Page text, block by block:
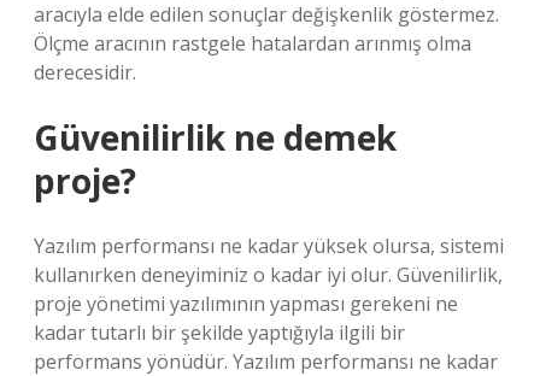
aracıyla elde edilen sonuçlar değişkenlik göstermez.
Ölçme aracının rastgele hatalardan arınmış olma
derecesidir.
Güvenilirlik ne demek
proje?
Yazılım performansı ne kadar yüksek olursa, sistemi
kullanırken deneyiminiz o kadar iyi olur. Güvenilirlik,
proje yönetimi yazılımının yapması gerekeni ne
kadar tutarlı bir şekilde yaptığıyla ilgili bir
performans yönüdür. Yazılım performansı ne kadar